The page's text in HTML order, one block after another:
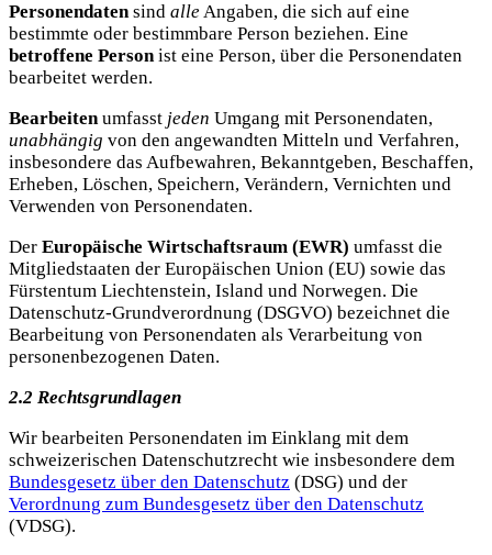
Personendatensind alleAngaben, die sich auf eine
bestimmte oder bestimmbare Person beziehen. Eine
betroffene Personist eine Person, über die Personendaten
bearbeitet werden.
Bearbeitenumfasst jeden Umgang mit Personendaten,
unabhängig von den angewandten Mitteln und Verfahren,
insbesondere das Aufbewahren, Bekanntgeben, Beschaffen,
Erheben, Löschen, Speichern, Verändern, Vernichten und
Verwenden von Personendaten.
Der Europäische Wirtschaftsraum (EWR) umfasst die
Mitgliedstaaten der Europäischen Union (EU) sowie das
Fürstentum Liechtenstein, Island und Norwegen. Die
Datenschutz-Grundverordnung (DSGVO) bezeichnet die
Bearbeitung von Personendaten als Verarbeitung von
personenbezogenen Daten.
2.2 Rechtsgrundlagen
Wir bearbeiten Personendaten im Einklang mit dem
schweizerischen Datenschutzrecht wie insbesondere dem
Bundesgesetz über den Datenschutz (DSG) und der
Verordnung zum Bundesgesetz über den Datenschutz
(VDSG).